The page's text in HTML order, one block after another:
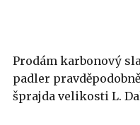
Prodám karbonový
padler
šprajda velikosti L.